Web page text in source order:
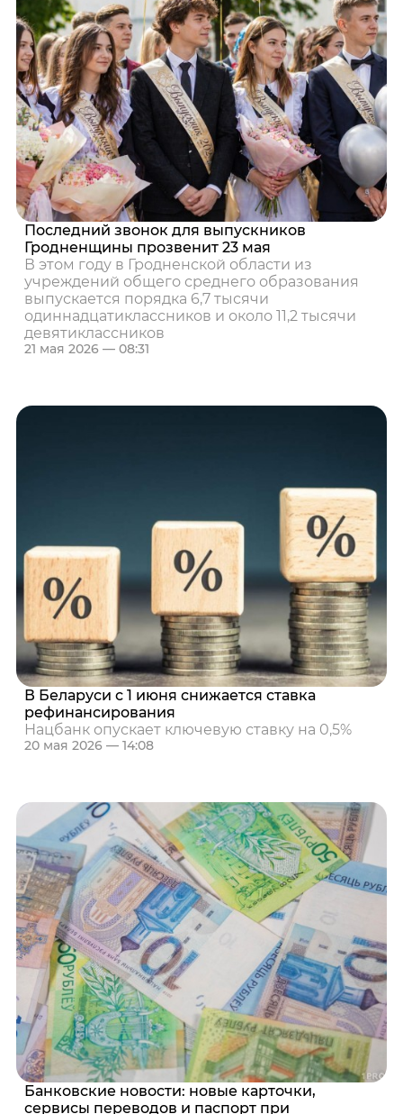
Последний звонок для выпускников
Гродненщины прозвенит 23 мая
В этом году в Гродненской области из
учреждений общего среднего образования
выпускается порядка 6,7 тысячи
одиннадцатиклассников и около 11,2 тысячи
девятиклассников
21 мая 2026 — 08:31
В Беларуси с 1 июня снижается ставка
рефинансирования
Нацбанк опускает ключевую ставку на 0,5%
20 мая 2026 — 14:08
Банковские новости: новые карточки,
сервисы переводов и паспорт при